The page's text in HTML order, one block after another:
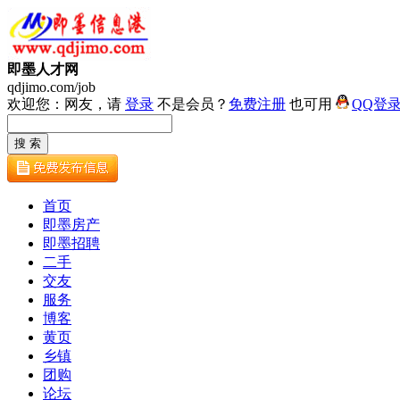
即墨人才网
qdjimo.com/job
欢迎您：网友，请 登录 不是会员？ 免费注册 也可用 QQ登
首页
即墨房产
即墨招聘
二手
交友
服务
博客
黄页
乡镇
团购
论坛